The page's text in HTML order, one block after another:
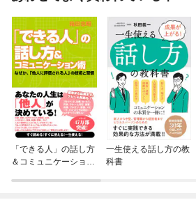
「できる人」の話し方
＆コミュニケーション
一生使える話し方の教
科書